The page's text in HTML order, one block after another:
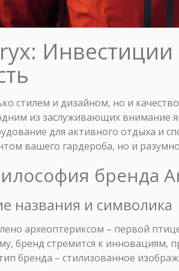
стилем и дизайном, но и
из заслуживающих внимание
для активного отдыха и
вашего гардероба, но и
бренда
названия и символика
археоптериксом – первой
бренд стремится к инновациям,
бренда – стилизованное